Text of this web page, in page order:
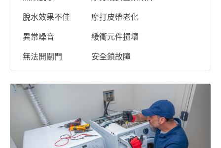
脫水效果不佳 摩打皮帶老化
異常噪音 緩衝元件損壞
無法開關門 安全鎖故障